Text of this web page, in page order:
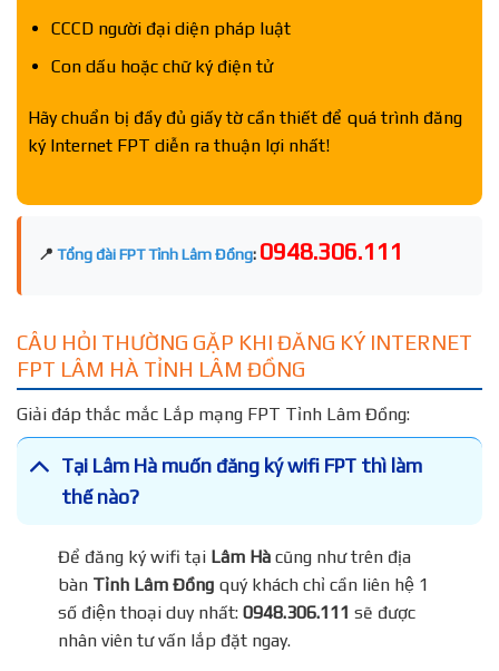
CCCD người đại diện pháp luật
Con dấu hoặc chữ ký điện tử
Hãy chuẩn bị đầy đủ giấy tờ cần thiết để quá trình đăng
ký Internet FPT diễn ra thuận lợi nhất!
📍 Tổng đài FPT Tỉnh Lâm Đồng: 0948.306.111
CÂU HỎI THƯỜNG GẶP KHI ĐĂNG KÝ INTERNET
FPT LÂM HÀ TỈNH LÂM ĐỒNG
Giải đáp thắc mắc Lắp mạng FPT Tỉnh Lâm Đồng:
Tại Lâm Hà muốn đăng ký wifi FPT thì làm
thế nào?
Để đăng ký wifi tạiLâm Hàcũng như trên địa
bànTỉnh Lâm Đồngquý khách chỉ cần liên hệ 1
số điện thoại duy nhất:0948.306.111 sẽ được
nhân viên tư vấn lắp đặt ngay.